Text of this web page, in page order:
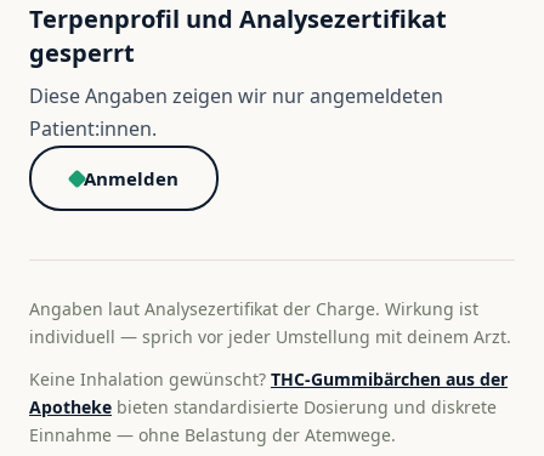
Terpenprofil und Analysezertifikat
gesperrt
Diese Angaben zeigen wir nur angemeldeten
Patient:innen.
Anmelden
Angaben laut Analysezertifikat der Charge. Wirkung ist
individuell — sprich vor jeder Umstellung mit deinem Arzt.
Keine Inhalation gewünscht? THC-Gummibärchen aus der
Apotheke bieten standardisierte Dosierung und diskrete
Einnahme — ohne Belastung der Atemwege.